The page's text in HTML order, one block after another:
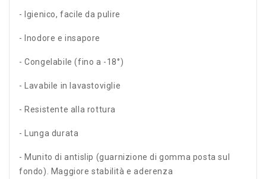
- Igienico, facile da pulire
- Inodore e insapore
- Congelabile (fino a -18°)
- Lavabile in lavastoviglie
- Resistente alla rottura
- Lunga durata
- Munito di antislip (guarnizione di gomma posta sul
fondo). Maggiore stabilità e aderenza